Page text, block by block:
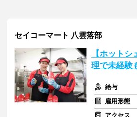
セイコーマート 八雲落部
【ホット
理で未経験
給与
雇用形態
アクセス